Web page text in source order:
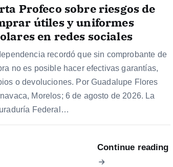
Profeco sobre riesgos de
útiles y uniformes
en redes sociales
recordó que sin comprobante de
no es posible hacer efectivas garantías,
o devoluciones. Por Guadalupe Flores
Morelos; 6 de agosto de 2026. La
Federal…
Continue reading